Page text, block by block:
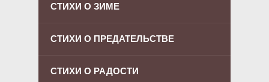
СТИХИ О ЗИМЕ
СТИХИ О ПРЕДАТЕЛЬСТВЕ
СТИХИ О РАДОСТИ